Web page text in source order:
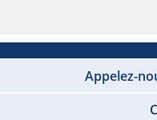
Appelez-